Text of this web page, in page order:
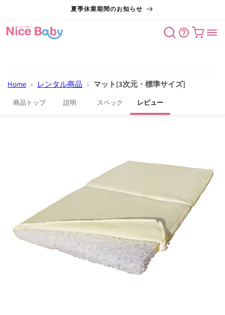
夏季休業期間のお知らせ
カート
Home › レンタル商品 › マット[3次元・標準サイズ]
商品トップ 説明 スペック レビュー